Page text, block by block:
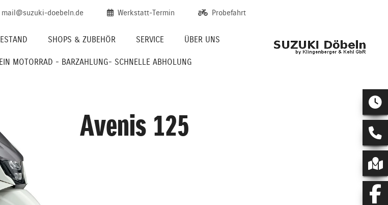
mail@suzuki-doebeln.de Werkstatt-Termin Probefahrt
SHOPS & ZUBEHÖR SERVICE ÜBER UNS
MOTORRAD - BARZAHLUNG- SCHNELLE ABHOLUNG
Avenis 125